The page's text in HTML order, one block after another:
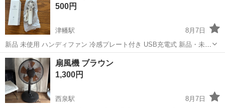
500円
津幡駅
8月7日
新品 未使用 ハンディファン 冷感プレート付き USB充電式 新品・未使
用のハンディファンです。 ・冷感プレート付き ・3段階風量調整 ・
石川 河北郡 津幡駅 季節、空調家電
扇風機 ブラウン
1,300円
西泉駅
8月7日